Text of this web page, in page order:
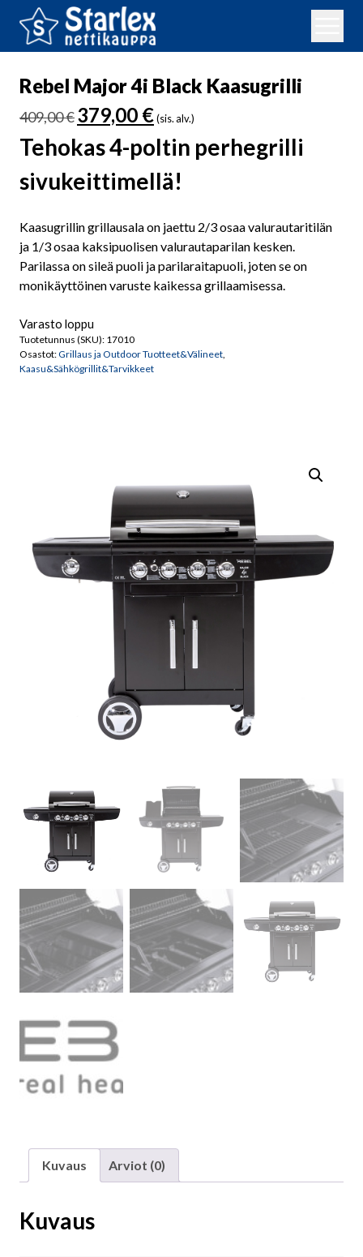
Rebel Major 4i Black Kaasugrilli
409,00€ Alkuperäinen
hinta
oli:
379,00 €Nykyinen
hinta
on:
(sis. alv.)
Tehokas 4-poltin perhegrilli
sivukeittimellä!
Kaasugrillin grillausala on jaettu 2/3 osaa valurautaritilän
ja 1/3 osaa kaksipuolisen valurautaparilan kesken.
Parilassa on sileä puoli ja parilaraitapuoli, joten se on
monikäyttöinen varuste kaikessa grillaamisessa.
Varasto loppu
Tuotetunnus (SKU): 17010
Osastot:Grillaus ja Outdoor Tuotteet&Välineet,
Kaasu&Sähkögrillit&Tarvikkeet
Kuvaus Arviot (0)
Kuvaus